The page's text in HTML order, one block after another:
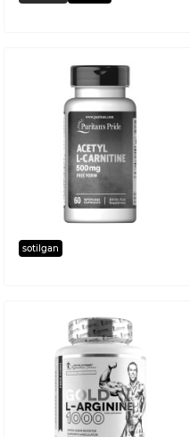
sotilgan